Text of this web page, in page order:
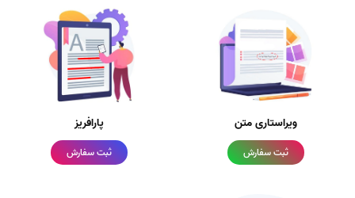
ویراستاری متن
ثبت سفارش
پارافریز
ثبت سفارش